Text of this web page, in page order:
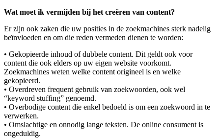
Wat moet ik vermijden bij het creëren van content?
Er zijn ook zaken die uw posities in de zoekmachines sterk nadelig
beïnvloeden en om die reden vermeden dienen te worden:
• Gekopieerde inhoud of dubbele content. Dit geldt ook voor
content die ook elders op uw eigen website voorkomt.
Zoekmachines weten welke content origineel is en welke
gekopieerd.
• Overdreven frequent gebruik van zoekwoorden, ook wel
“keyword stuffing” genoemd.
• Overbodige content die enkel bedoeld is om een zoekwoord in te
verwerken.
• Omslachtige en onnodig lange teksten. De online consument is
ongeduldig.